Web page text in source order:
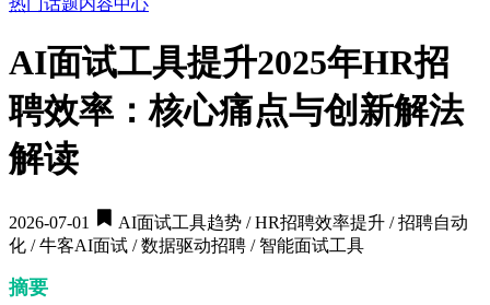
热门话题内容中心
AI面试工具提升2025年HR招
聘效率：核心痛点与创新解法
解读
2026-07-01
AI面试工具趋势 / HR招聘效率提升 / 招聘自动
化 / 牛客AI面试 / 数据驱动招聘 / 智能面试工具
摘要